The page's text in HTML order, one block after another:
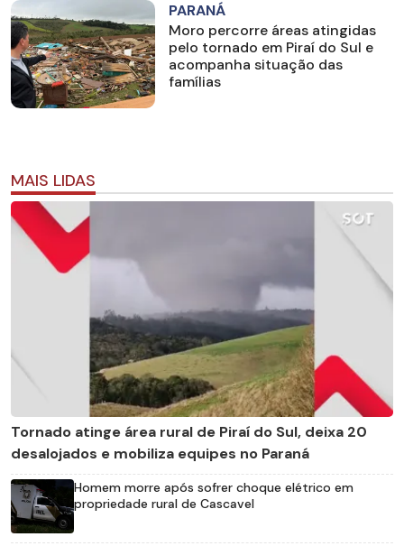
PARANÁ
Moro percorre áreas atingidas
pelo tornado em Piraí do Sul e
acompanha situação das
famílias
MAIS LIDAS
Tornado atinge área rural de Piraí do Sul, deixa 20
desalojados e mobiliza equipes no Paraná
Homem morre após sofrer choque elétrico em
propriedade rural de Cascavel